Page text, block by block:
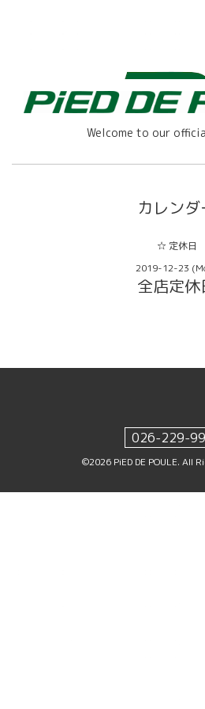
Welcome to our
カレンダ
☆ 定休日
2019-12-23
全店定休
026-229-
©2026 PiED DE POULE. All